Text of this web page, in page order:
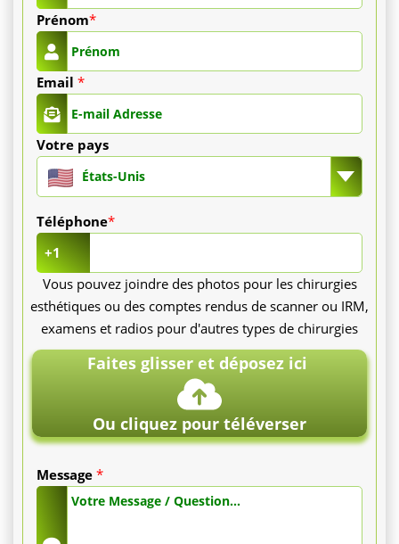
forfait
tout
compris
également
disponible.
inclut
l'anesthésie,
l'hospitalisation
Prénom*
Email *
Votre pays
États-Unis
Téléphone*
+1
Vous pouvez joindre des photos pour les chirurgies
esthétiques ou des comptes rendus de scanner ou IRM,
examens et radios pour d'autres types de chirurgies
Faites glisser et déposez ici
Ou cliquez pour téléverser
Message *